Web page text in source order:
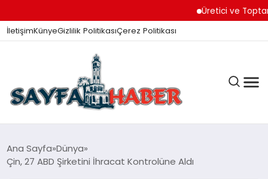
Üretici ve
İletişimKünyeGizlilik PolitikasıÇerez Politikası
ANA SAYFA
Ana Sayfa Dünya
Çin, 27 ABD Şirketini İhracat Kontrolüne Aldı